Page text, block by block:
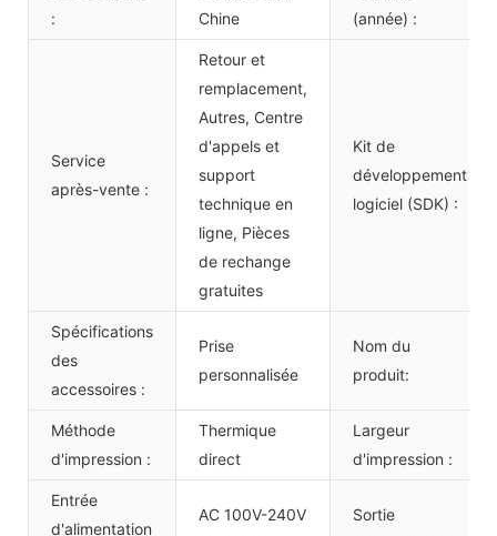
:
Chine
(année) :
Service
après-vente :
Retour et
remplacement,
Autres, Centre
d'appels et
support
technique en
ligne, Pièces
de rechange
gratuites
Kit de
développement
logiciel (SDK) :
Spécifications
des
accessoires :
Prise
personnalisée
Nom du
produit:
Méthode
d'impression :
Thermique
direct
Largeur
d'impression :
Entrée
d'alimentation
AC 100V-240V
Sortie